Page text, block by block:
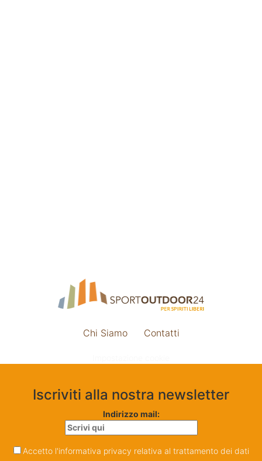
Chi Siamo Contatti
Iscriviti alla nostra newsletter
Indirizzo mail:
Accetto l'informativa privacy relativa al trattamento dei dati